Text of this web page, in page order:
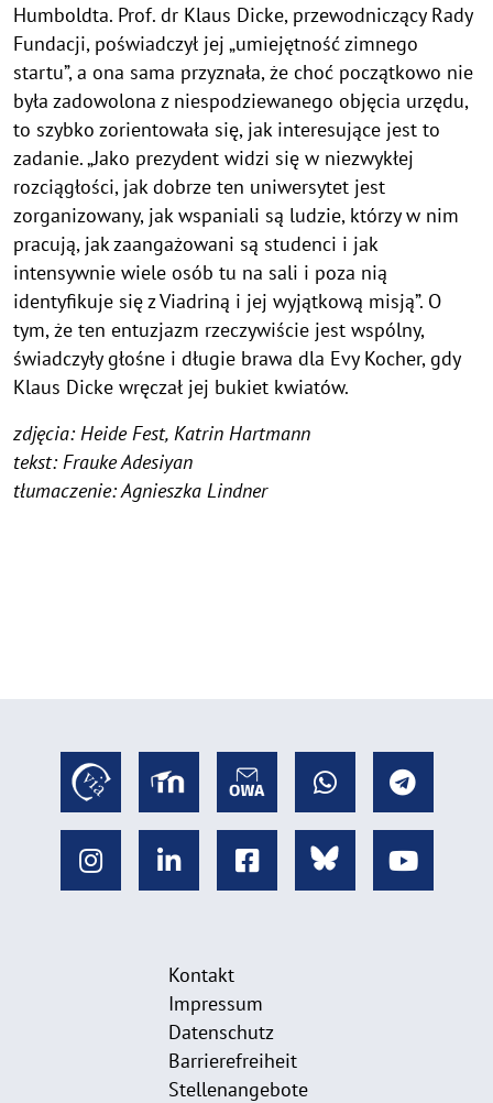
Humboldta. Prof. dr Klaus Dicke, przewodniczący Rady
Fundacji, poświadczył jej „umiejętność zimnego
startu”, a ona sama przyznała, że choć początkowo nie
była zadowolona z niespodziewanego objęcia urzędu,
to szybko zorientowała się, jak interesujące jest to
zadanie. „Jako prezydent widzi się w niezwykłej
rozciągłości, jak dobrze ten uniwersytet jest
zorganizowany, jak wspaniali są ludzie, którzy w nim
pracują, jak zaangażowani są studenci i jak
intensywnie wiele osób tu na sali i poza nią
identyfikuje się z Viadriną i jej wyjątkową misją”. O
tym, że ten entuzjazm rzeczywiście jest wspólny,
świadczyły głośne i długie brawa dla Evy Kocher, gdy
Klaus Dicke wręczał jej bukiet kwiatów.
zdjęcia: Heide Fest, Katrin Hartmann
tekst: Frauke Adesiyan
tłumaczenie: Agnieszka Lindner
Kontakt
Impressum
Datenschutz
Barrierefreiheit
Stellenangebote